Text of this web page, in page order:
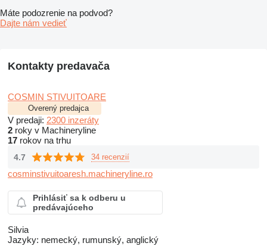
Máte podozrenie na podvod?
Dajte nám vedieť
Kontakty predavača
COSMIN STIVUITOARE
Overený predajca
V predaji: 2300 inzeráty
2 roky v Machineryline
17 rokov na trhu
4.7 34 recenzií
cosminstivuitoaresh.machineryline.ro
Prihlásiť sa k odberu u
predávajúceho
Silvia
Jazyky: nemecký, rumunský, anglický